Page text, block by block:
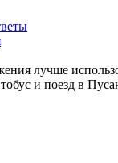
лучше
и поезд в